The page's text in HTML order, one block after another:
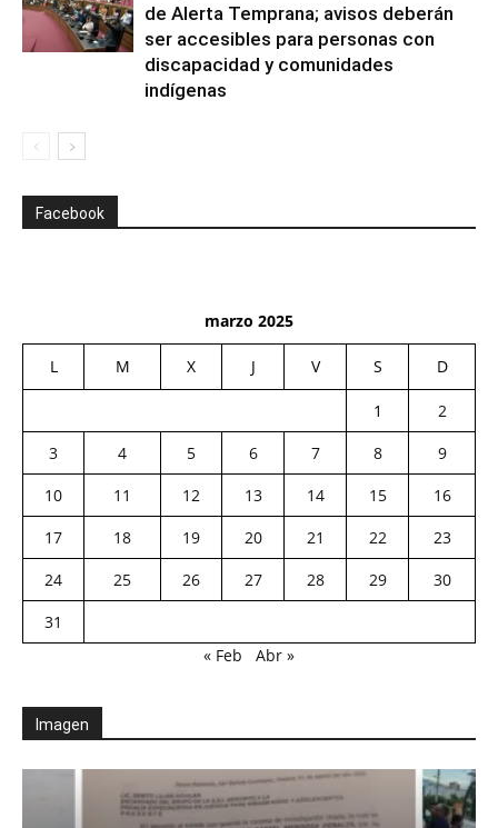
de Alerta Temprana; avisos deberán
ser accesibles para personas con
discapacidad y comunidades
indígenas
Facebook
marzo 2025
L M X J V S D
1
2
3
4 5 6 7 8
9
10
11 12 13 14 15
16
17
18 19 20 21 22
23
24
25 26 27 28 29
30
31
« Feb
Abr »
Imagen